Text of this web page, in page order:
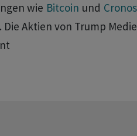
wie Bitcoin und Cronos
Aktien von Trump